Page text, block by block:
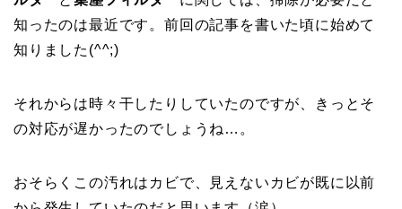
知ったのは最近です。前回の記事を書いた頃に始めて
知りました(^^;)
それからは時々干したりしていたのですが、きっとそ
の対応が遅かったのでしょうね…。
おそらくこの汚れはカビで、見えないカビが既に以前